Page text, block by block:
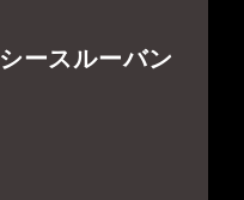
ースルーバン